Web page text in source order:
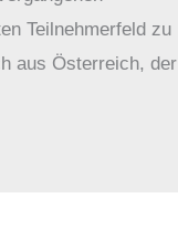
Teilnehmerfeld zu
aus Österreich, der